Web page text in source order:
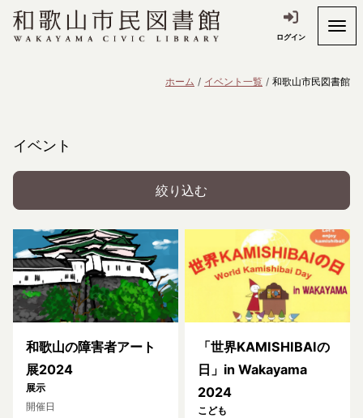
ログイン
ホーム イベント一覧 和歌山市民図書館
イベント
絞り込む
和歌山の障害者アート
展2024
展示
開催日
「世界KAMISHIBAIの
日」in Wakayama
2024
こども